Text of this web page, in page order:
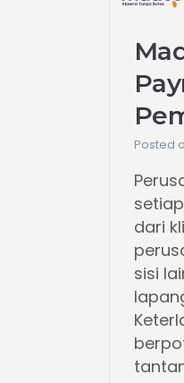
Posted
dari
sisi